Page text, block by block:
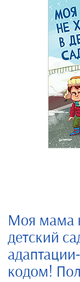
Моя мама
детский
кодом!